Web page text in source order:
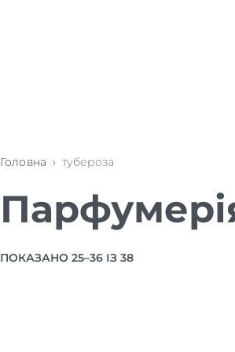
Головна › тубероза
ПОКАЗАНО 25–36 ІЗ 38